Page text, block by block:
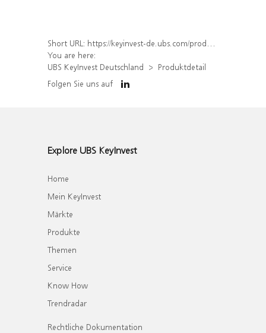
Short URL: https://keyinvest-de.ubs.com/produkt/detail/index/isin/DE000WA8GU09
You are here:
UBS KeyInvest Deutschland
Produktdetail
Folgen Sie uns auf
Explore UBS KeyInvest
Home
Mein KeyInvest
Märkte
Produkte
Themen
Service
Know How
Trendradar
Rechtliche Dokumentation